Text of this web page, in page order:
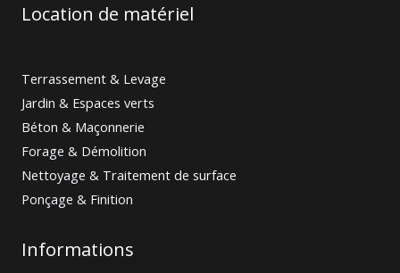
Location de matériel
Terrassement & Levage
Jardin & Espaces verts
Béton & Maçonnerie
Forage & Démolition
Nettoyage & Traitement de surface
Ponçage & Finition
Informations